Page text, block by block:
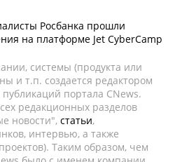
Росбанка прошли
на платформе Jet CyberCamp
системы (продукта или
и т.п. создается редактором
портала CNews.
редакционных разделов
новости", статьи,
интервью, а также
Таким образом, чем